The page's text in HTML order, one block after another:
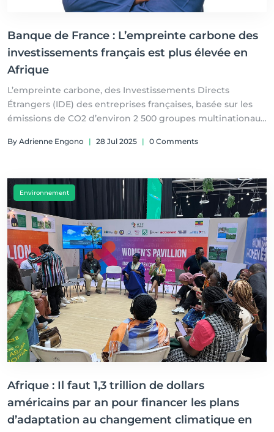
Banque de France : L’empreinte carbone des
investissements français est plus élevée en
Afrique
L’empreinte carbone, des Investissements Directs
Étrangers (IDE) des entreprises françaises, basée sur les
émissions de CO2 d’environ 2 500 groupes multinationaux
montants investis y sont relativement plus faibles.
By Adrienne Engono | 28 Jul 2025 | 0 Comments
Environnement
Afrique : Il faut 1,3 trillion de dollars
américains par an pour financer les plans
d’adaptation au changement climatique en